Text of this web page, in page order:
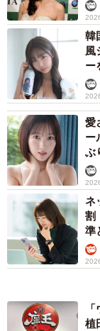
韓
風
ー
愛
ー
ぶ
ネ
割
準
植